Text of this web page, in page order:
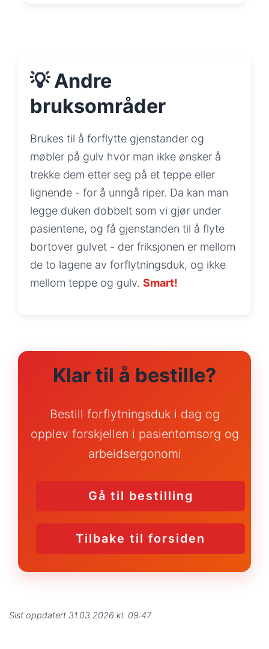
💡 Andre
bruksområder
Brukes til å forflytte gjenstander og
møbler på gulv hvor man ikke ønsker å
trekke dem etter seg på et teppe eller
lignende - for å unngå riper. Da kan man
legge duken dobbelt som vi gjør under
pasientene, og få gjenstanden til å flyte
bortover gulvet - der friksjonen er mellom
de to lagene av forflytningsduk, og ikke
mellom teppe og gulv. Smart!
Klar til å bestille?
Bestill forflytningsduk i dag og
opplev forskjellen i pasientomsorg og
arbeidsergonomi
Gå til bestilling
Tilbake til forsiden
Sist oppdatert 31.03.2026 kl. 09:47